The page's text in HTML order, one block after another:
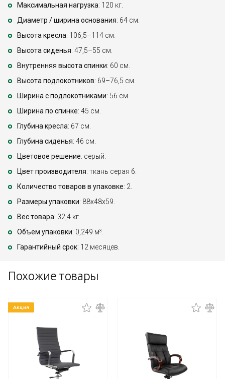
Максимальная нагрузка: 120 кг.
Диаметр / ширина основания: 64 см.
Высота кресла: 106,5–114 см.
Высота сиденья: 47,5–55 см.
Внутренняя высота спинки: 60 см.
Высота подлокотников: 69–76,5 см.
Ширина с подлокотниками: 56 см.
Ширина по спинке: 45 см.
Глубина кресла: 67 см.
Глубина сиденья: 46 см.
Цветовое решение: серый.
Цвет производителя: ткань серая 6.
Количество товаров в упаковке: 2.
Размеры упаковки: 88x48x59.
Вес товара: 32,4 кг.
Объем упаковки: 0,249 м3
Гарантийный срок: 12 месяцев.
Похожие товары
Акция